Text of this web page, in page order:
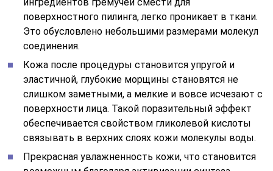
поверхностного пилинга, легко проникает в ткани.
Это обусловлено небольшими размерами молекул
соединения.
Кожа после процедуры становится упругой и
эластичной, глубокие морщины становятся не
слишком заметными, а мелкие и вовсе исчезают с
поверхности лица. Такой поразительный эффект
обеспечивается свойством гликолевой кислоты
связывать в верхних слоях кожи молекулы воды.
Прекрасная увлажненность кожи, что становится